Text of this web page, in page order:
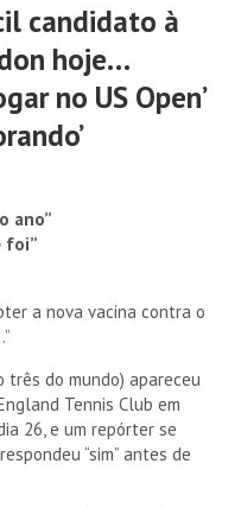
candidato à
hoje…
no US Open’
ano”
foi”
a nova vacina contra o
três do mundo) apareceu
Tennis Club em
26, e um repórter se
“sim” antes de